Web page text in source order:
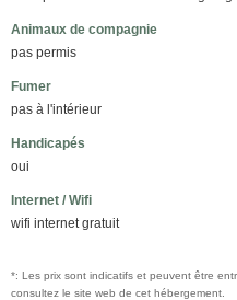
Animaux de compagnie
pas permis
Fumer
pas à l'intérieur
Handicapés
oui
Internet / Wifi
wifi internet gratuit
*: Les prix sont indicatifs et peuvent être
consultez le site web de cet hébergement.